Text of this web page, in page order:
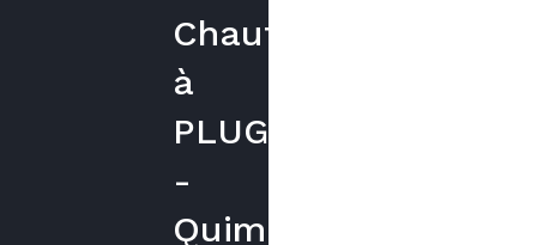
Chauffagiste
à
PLUGUFFAN
-
Quimper